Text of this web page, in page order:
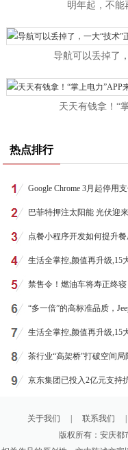
明年起，不能
导航可以丢掉了
天天有钱拿！“
热点排行
Google Chrome 3月起停用
巴菲特押注太阳能 光伏迎
点餐小程序开发如何提升
生活全掌控,颜值再升级,15
禁售令！燃油车将寿正终
“多一倍”的高标准品质，
生活全掌控,颜值再升级,15
茶行业“高架桥”打破空间
京东集团已投入2亿元支持
关于我们 联系我们
版权所有：安庆